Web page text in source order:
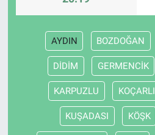
AYDIN BOZDOĞAN
DİDİM GERMENCİK
KARPUZLU KOÇARLI
KUŞADASI KÖŞK